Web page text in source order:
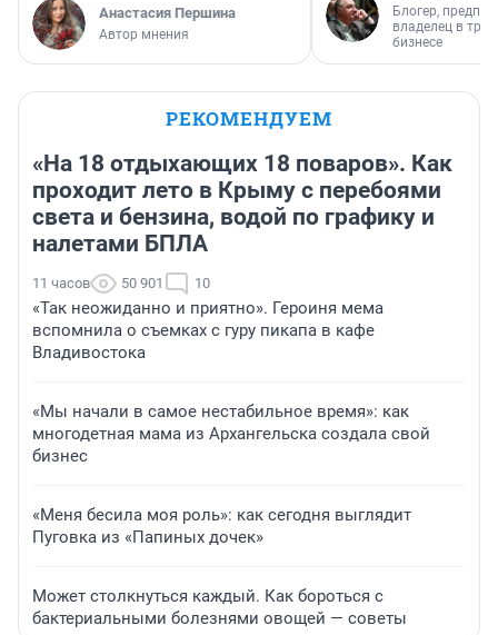
Анастасия Першина
Автор мнения
Блогер,
владелец в
бизнесе
РЕКОМЕНДУЕМ
«На 18 отдыхающих 18 поваров». Как
проходит лето в Крыму с перебоями
света и бензина, водой по графику и
налетами БПЛА
11 часов 50 901 10
«Так неожиданно и приятно». Героиня мема
вспомнила о съемках с гуру пикапа в кафе
Владивостока
«Мы начали в самое нестабильное время»: как
многодетная мама из Архангельска создала свой
бизнес
«Меня бесила моя роль»: как сегодня выглядит
Пуговка из «Папиных дочек»
Может столкнуться каждый. Как бороться с
бактериальными болезнями овощей — советы